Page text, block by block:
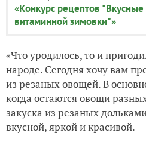
«Конкурс рецептов "Вкусные
витаминной зимовки"»
«Что уродилось, то и
народе. Сегодня хочу вам
из резаных овощей. В
когда остаются овощи
закуска из резаных
вкусной, яркой и красивой.